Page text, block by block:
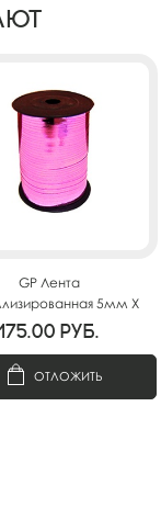
GP Лента
5мм X
250м Розовая
175.00 руб.
ОТЛОЖИТЬ